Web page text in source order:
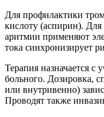
Для профилактики
кислоту (аспирин).
аритмии применяют
тока синхронизирует
Терапия назначается с
больного. Дозировка,
или внутривенно)
Проводят также